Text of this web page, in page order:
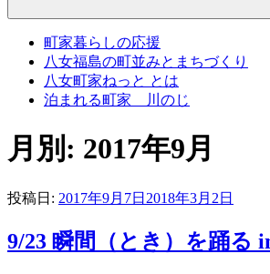
町家暮らしの応援
八女福島の町並みとまちづくり
八女町家ねっと とは
泊まれる町家 川のじ
月別: 2017年9月
投稿日: 2017年9月7日 2018年3月2日
9/23 瞬間（とき）を踊る